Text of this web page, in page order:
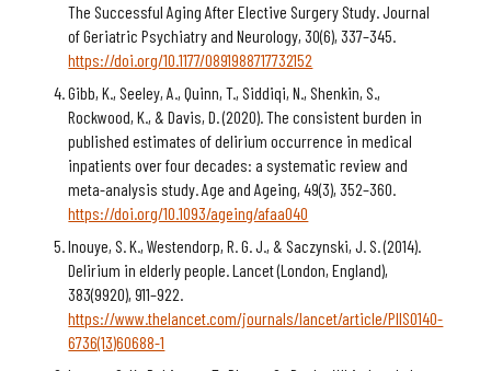
The Successful Aging After Elective Surgery Study. Journal
of Geriatric Psychiatry and Neurology, 30(6), 337–345.
https://doi.org/10.1177/0891988717732152
Gibb, K., Seeley, A., Quinn, T., Siddiqi, N., Shenkin, S.,
Rockwood, K., & Davis, D. (2020). The consistent burden in
published estimates of delirium occurrence in medical
inpatients over four decades: a systematic review and
meta-analysis study. Age and Ageing, 49(3), 352–360.
https://doi.org/10.1093/ageing/afaa040
Inouye, S. K., Westendorp, R. G. J., & Saczynski, J. S. (2014).
Delirium in elderly people. Lancet (London, England),
383(9920), 911–922.
https://www.thelancet.com/journals/lancet/article/PIIS0140-
6736(13)60688-1